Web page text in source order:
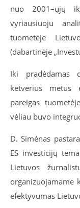
nuo 2001–ųjų
vyriausiuoju
tuometėje
(dabartinėje
Iki pradėdamas
ketverius metus
pareigas
vėliau buvo
D. Simėnas
ES investicijų
Lietuvos
organizuojamame
efektyvumas